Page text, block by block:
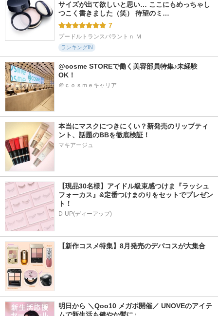
サイズが出て欲しいと思い… ここにもめっちゃし
つこく書きました（笑） 待望のミ…
7
プードルトランスパラントｎ Ｍ
ランキングIN
@cosme STOREで働く美容部員特集♪未経験
OK！
＠ｃｏｓｍｅキャリア
本当にマスクにつきにくい？新発売のリップティ
ント、話題のBBを徹底検証！
マキアージュ
【現品30名様】アイドル級束感つけま『ラッシュ
フォーカス』&定番つけまのりをセットでプレゼン
ト！
D-UP(ディーアップ)
【新作コスメ特集】8月発売のデパコスが大集合
明日から ＼Qoo10 メガポ開催／ UNOVEのアイテ